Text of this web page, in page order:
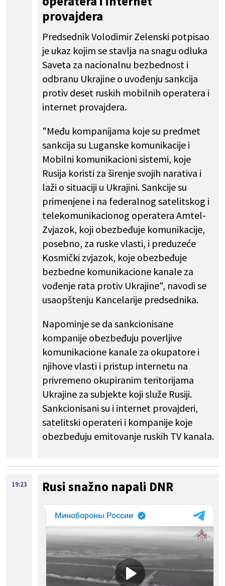
provajdera
Predsednik Volodimir Zelenski potpisao
je ukaz kojim se stavlja na snagu odluka
Saveta za nacionalnu bezbednost i
odbranu Ukrajine o uvođenju sankcija
protiv deset ruskih mobilnih operatera i
internet provajdera.
"Među kompanijama koje su predmet
sankcija su Luganske komunikacije i
Mobilni komunikacioni sistemi, koje
Rusija koristi za širenje svojih narativa i
laži o situaciji u Ukrajini. Sankcije su
primenjene i na federalnog satelitskog i
telekomunikacionog operatera Amtel-
Zvjazok, koji obezbeđuje komunikacije,
posebno, za ruske vlasti, i preduzeće
Kosmički zvjazok, koje obezbeđuje
bezbedne komunikacione kanale za
vođenje rata protiv Ukrajine", navodi se
usaopštenju Kancelarije predsednika.
Napominje se da sankcionisane
kompanije obezbeđuju poverljive
komunikacione kanale za okupatore i
njihove vlasti i pristup internetu na
privremeno okupiranim teritorijama
Ukrajine za subjekte koji služe Rusiji.
Sankcionisani su i internet provajderi,
satelitski operateri i kompanije koje
obezbeđuju emitovanje ruskih TV kanala.
19:23 Rusi snažno napali DNR